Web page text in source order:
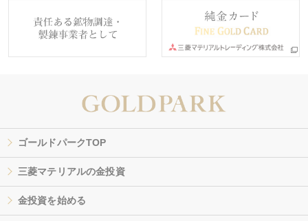
ゴールドパークTOP
三菱マテリアルの金投資
金投資を始める